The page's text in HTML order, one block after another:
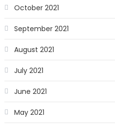
October 2021
September 2021
August 2021
July 2021
June 2021
May 2021